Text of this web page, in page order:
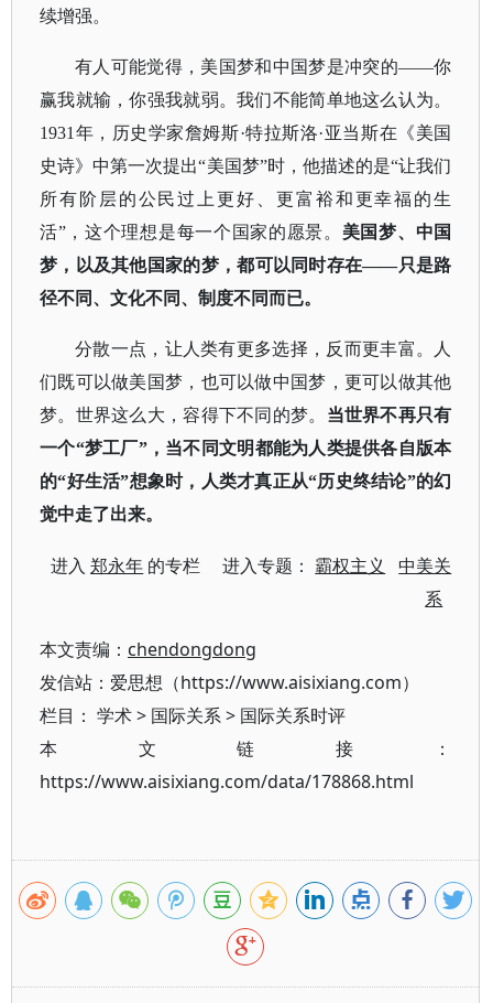
续增强。
有人可能觉得，美国梦和中国梦是冲突的——你
赢我就输，你强我就弱。我们不能简单地这么认为。
1931年，历史学家詹姆斯·特拉斯洛·亚当斯在《美国
史诗》中第一次提出“美国梦”时，他描述的是“让我们
所有阶层的公民过上更好、更富裕和更幸福的生
活”，这个理想是每一个国家的愿景。 美国梦、中国
梦，以及其他国家的梦，都可以同时存在——只是路
径不同、文化不同、制度不同而已。
分散一点，让人类有更多选择，反而更丰富。人
们既可以做美国梦，也可以做中国梦，更可以做其他
梦。世界这么大，容得下不同的梦。 当世界不再只有
一个“梦工厂”，当不同文明都能为人类提供各自版本
的“好生活”想象时，人类才真正从“历史终结论”的幻
觉中走了出来。
进入郑永年 的专栏 进入专题： 霸权主义
中美关
系
本文责编： chendongdong
发信站：爱思想（https://www.aisixiang.com）
栏目： 学术> 国际关系> 国际关系时评
本文链接：
https://www.aisixiang.com/data/178868.html